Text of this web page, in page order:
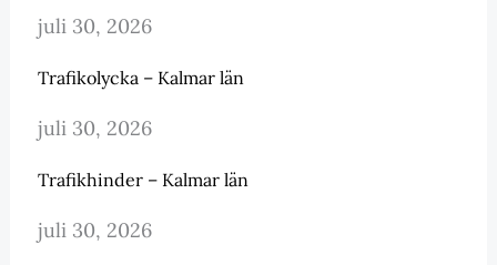
juli 30, 2026
Trafikolycka – Kalmar län
juli 30, 2026
Trafikhinder – Kalmar län
juli 30, 2026